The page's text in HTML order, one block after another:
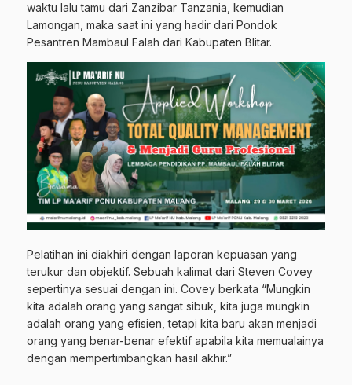
waktu lalu tamu dari Zanzibar Tanzania, kemudian
Lamongan, maka saat ini yang hadir dari Pondok
Pesantren Mambaul Falah dari Kabupaten Blitar.
Pelatihan ini diakhiri dengan laporan kepuasan yang
terukur dan objektif. Sebuah kalimat dari Steven Covey
sepertinya sesuai dengan ini. Covey berkata “Mungkin
kita adalah orang yang sangat sibuk, kita juga mungkin
adalah orang yang efisien, tetapi kita baru akan menjadi
orang yang benar-benar efektif apabila kita memualainya
dengan mempertimbangkan hasil akhir.”